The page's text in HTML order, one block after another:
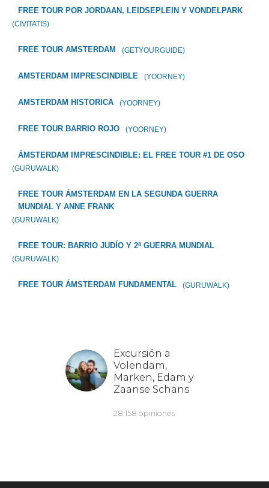
FREE TOUR POR JORDAAN, LEIDSEPLEIN Y VONDELPARK
(CIVITATIS)
FREE TOUR AMSTERDAM (GETYOURGUIDE)
AMSTERDAM IMPRESCINDIBLE (YOORNEY)
AMSTERDAM HISTORICA (YOORNEY)
FREE TOUR BARRIO ROJO (YOORNEY)
ÁMSTERDAM IMPRESCINDIBLE: EL FREE TOUR #1 DE OSO
(GURUWALK)
FREE TOUR ÁMSTERDAM EN LA SEGUNDA GUERRA
MUNDIAL Y ANNE FRANK
(GURUWALK)
FREE TOUR: BARRIO JUDÍO Y 2ª GUERRA MUNDIAL
(GURUWALK)
FREE TOUR ÁMSTERDAM FUNDAMENTAL (GURUWALK)